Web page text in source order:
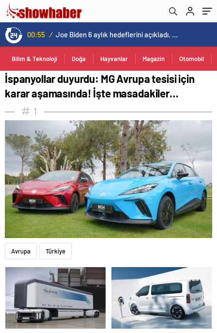
00:55 / Joe Biden 6 aylık hedeflerini açıkladı. Senato buz gibi…
Bilim & Teknoloji Doğa Hayvanlar Magazin Otomobil
İspanyollar duyurdu: MG Avrupa tesisi için
karar aşamasında! İşte masadakiler…
1
Avrupa Türkiye